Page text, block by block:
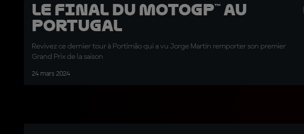
Le final du MotoGP™ au
Portugal
Revivez ce dernier tour à Portimão qui a vu Jorge Martín remporter son premier
Grand Prix de la saison
24 mars 2024